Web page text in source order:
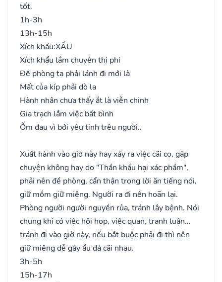
tốt.
1h-3h
13h-15h
Xích khẩu:XẤU
Xích khẩu lắm chuyên thị phi
Đề phòng ta phải lánh đi mới là
Mất của kíp phải dò la
Hành nhân chưa thấy ắt là viễn chinh
Gia trạch lắm việc bất bình
Ốm đau vì bởi yêu tinh trêu người..
Xuất hành vào giờ này hay xảy ra việc cãi cọ, gặp
chuyện không hay do "Thần khẩu hại xác phầm",
phải nên đề phòng, cẩn thận trong lời ăn tiếng nói,
giữ mồm giữ miệng. Người ra đi nên hoãn lại.
Phòng người người nguyền rủa, tránh lây bệnh. Nói
chung khi có việc hội họp, việc quan, tranh luận…
tránh đi vào giờ này, nếu bắt buộc phải đi thì nên
giữ miệng dễ gây ẩu đả cãi nhau.
3h-5h
15h-17h